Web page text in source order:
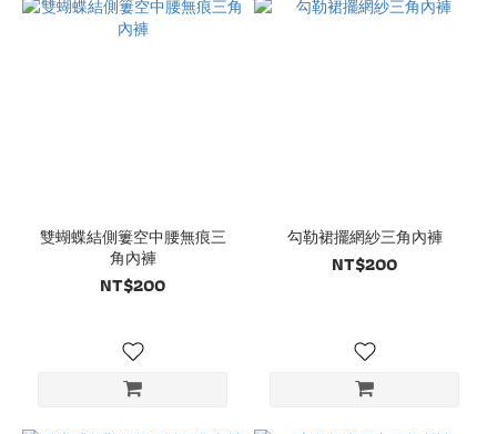
雙蝴蝶結側簍空中腰無痕三
角內褲
NT$200
勾勒裙擺網紗三角內褲
NT$200